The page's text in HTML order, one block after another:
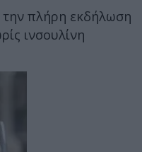
την πλήρη εκδήλωση
ινσουλίνη